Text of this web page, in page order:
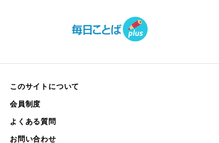
このサイトについて
会員制度
よくある質問
お問い合わせ